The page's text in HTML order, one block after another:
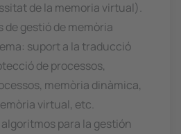
de la memoria virtual).
de gestió de memòria
suport a la traducció
de processos,
memòria dinàmica,
virtual, etc.
para la gestión